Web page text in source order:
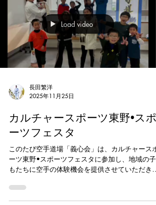
Load video
長田繁洋
2025年11月25日
カルチャースポーツ東野•スポ
ーツフェスタ
このたび空手道場「義心会」は、カルチャースポ
ーツ東野•スポーツフェスタに参加し、地域の子
もたちに空手の体験機会を提供させていただきま
を楽しく学んでくれたことはとても大きな喜びで
す。 こうした交流を通じて、地域の皆さまと一緒